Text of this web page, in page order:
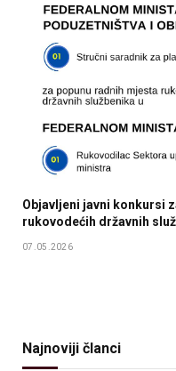
Objavljeni javni konkursi
rukovodećih državnih
07.05.2026
Najnoviji članci